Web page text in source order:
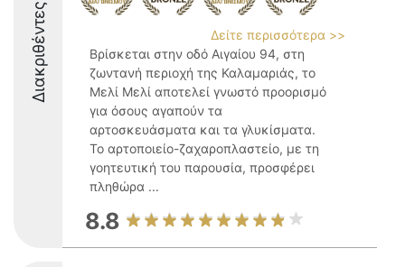
Διακριθέντες
Δείτε περισσότερα >>
Βρίσκεται στην οδό Αιγαίου 94, στη
ζωντανή περιοχή της Καλαμαριάς, το
Μελί Μελί αποτελεί γνωστό προορισμό
για όσους αγαπούν τα
αρτοσκευάσματα και τα γλυκίσματα.
Το αρτοποιείο-ζαχαροπλαστείο, με τη
γοητευτική του παρουσία, προσφέρει
πληθώρα ...
8.8